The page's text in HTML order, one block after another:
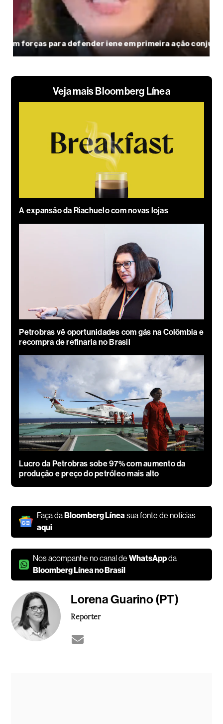
Veja mais Bloomberg Línea
A expansão da Riachuelo com novas lojas
Petrobras vê oportunidades com gás na Colômbia e
recompra de refinaria no Brasil
Lucro da Petrobras sobe 97% com aumento da
produção e preço do petróleo mais alto
Faça daBloomberg Línea sua fonte de notícias
aqui
Nos acompanhe no canal deWhatsAppda
Bloomberg Línea no Brasil
Lorena Guarino (PT)
Repórter